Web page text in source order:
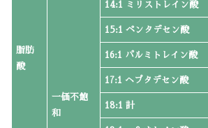
脂肪
酸
一価不飽
和
14:1 ミリストレイン酸
15:1 ペンタデセン酸
16:1 パルミトレイン酸
17:1 ヘプタデセン酸
18:1 計